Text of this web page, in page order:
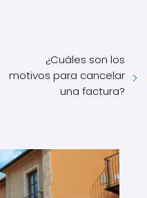
¿Cuáles son los
motivos para cancelar
una factura?